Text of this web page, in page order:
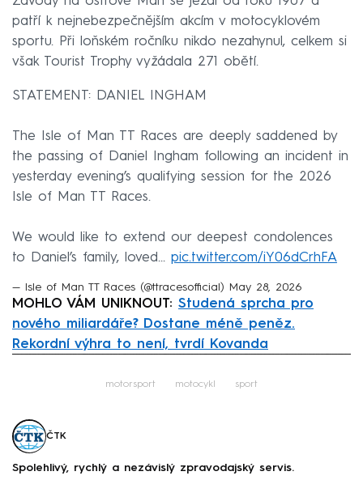
patří k nejnebezpečnějším akcím v motocyklovém
sportu. Při loňském ročníku nikdo nezahynul, celkem si
však Tourist Trophy vyžádala 271 obětí.
STATEMENT: DANIEL INGHAM
The Isle of Man TT Races are deeply saddened by
the passing of Daniel Ingham following an incident in
yesterday evening’s qualifying session for the 2026
Isle of Man TT Races.
We would like to extend our deepest condolences
to Daniel’s family, loved… pic.twitter.com/iY06dCrhFA
— Isle of Man TT Races (@ttracesofficial) May 28, 2026
MOHLO VÁM UNIKNOUT: Studená sprcha pro
nového miliardáře? Dostane méně peněz.
Rekordní výhra to není, tvrdí Kovanda
motorsport motocykl sport
ČTK
Spolehlivý, rychlý a nezávislý zpravodajský servis.